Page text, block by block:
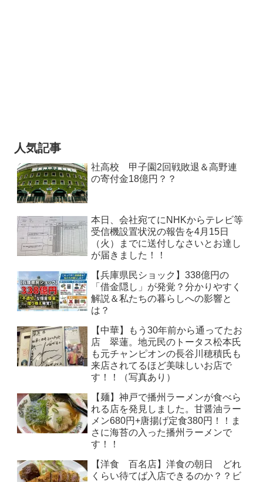
人気記事
社高校 甲子園2回戦敗退＆高野連
の寄付金18億円？？
本日、会社宛てにNHKからテレビ等
受信機設置状況の報告を4月15日
（火）までに送付しなさいとお達し
が届きました！！
【兵庫県民ショック】338億円の
「借金隠し」が発覚？分かりやすく
解説＆私たちの暮らしへの影響と
は？
【中華】もう30年前から通ってたお
店 翠蓮。地元民のトータス松本氏
も元チャンピオンの長谷川穂積氏も
来店されてるほど美味しいお店で
す！！（写真あり）
【麺】神戸で播州ラーメンが食べら
れる店を発見しました。甘醤油ラー
メン680円+唐揚げ定食380円！！ま
さに海苔の入った播州ラーメンで
す！！
【洋食 百名店】洋食の朝日 どれ
くらい待てば入店できるのか？？ビ